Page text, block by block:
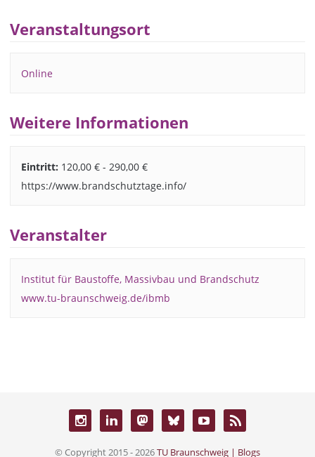
Veranstaltungsort
Online
Weitere Informationen
Eintritt: 120,00 € - 290,00 €
https://www.brandschutztage.info/
Veranstalter
Institut für Baustoffe, Massivbau und Brandschutz
www.tu-braunschweig.de/ibmb
© Copyright 2015 - 2026TU Braunschweig | Blogs